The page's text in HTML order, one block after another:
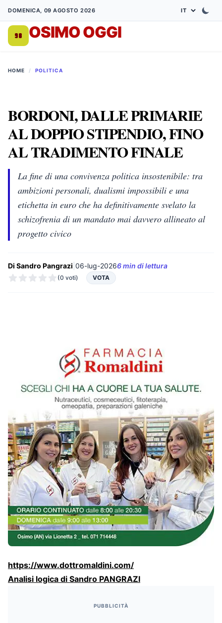
DOMENICA, 09 AGOSTO 2026
OSIMO OGGI
HOME / POLITICA
BORDONI, DALLE PRIMARIE
AL DOPPIO STIPENDIO, FINO
AL TRADIMENTO FINALE
La fine di una convivenza politica insostenibile: tra
ambizioni personali, dualismi impossibili e una
etichetta in euro che ha definitivamente svelato la
schizofrenia di un mandato mai davvero allineato al
progetto civico
Di Sandro Pangrazi 06-lug-20266 min di lettura
(0 voti) VOTA
https://www.dottromaldini.com/
Analisi logica di Sandro PANGRAZI
PUBBLICITÀ